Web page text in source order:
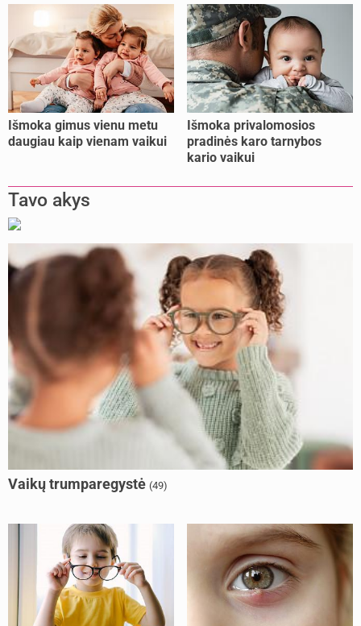
Išmoka gimus vienu metu
daugiau kaip vienam vaikui
Išmoka privalomosios
pradinės karo tarnybos
kario vaikui
Tavo akys
Vaikų trumparegystė (49)